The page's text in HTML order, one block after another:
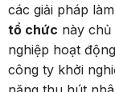
các giải pháp
tổ chức này
nghiệp hoạt
công ty khởi